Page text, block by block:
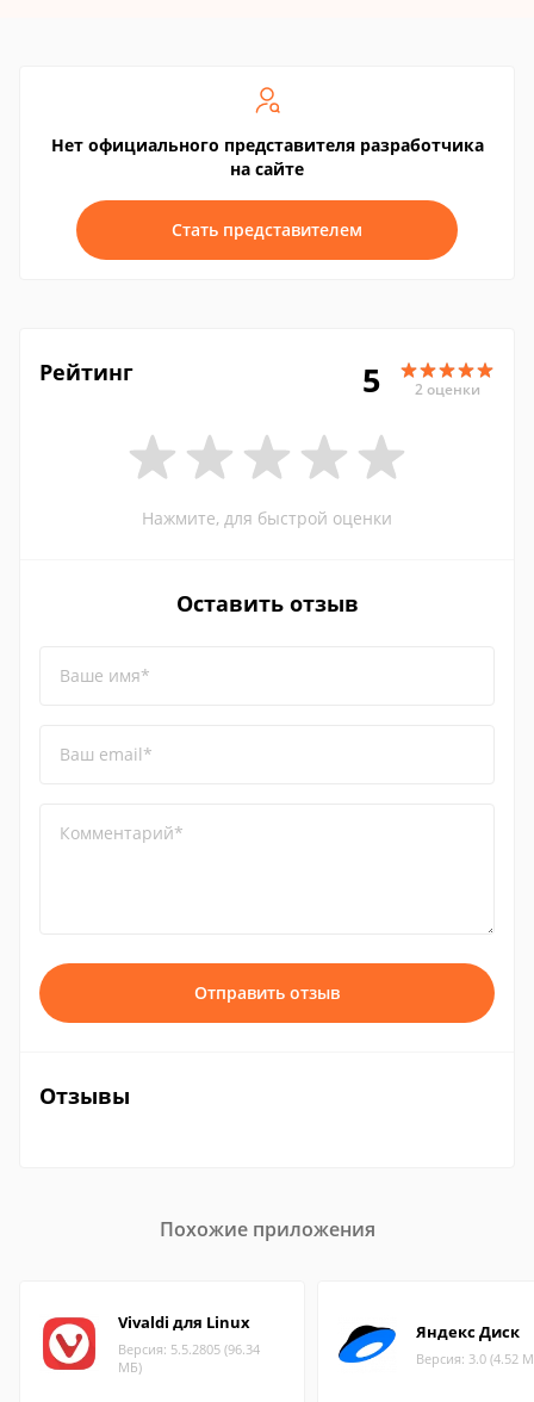
Нет официального представителя разработчика
на сайте
Стать представителем
Рейтинг 5 2 оценки
Нажмите, для быстрой оценки
Оставить отзыв
Ваше имя*
Ваш email*
Комментарий*
Отправить отзыв
Отзывы
Похожие приложения
Vivaldi для Linux
Версия: 5.5.2805 (96.34
МБ)
Яндекс Диск
Версия: 3.0 (4.52